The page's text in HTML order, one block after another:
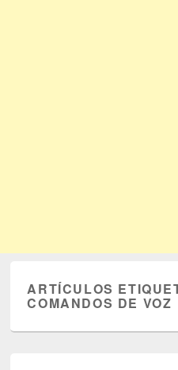
ARTÍCULOS
COMANDOS DE VOZ